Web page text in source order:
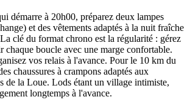
démarre à 20h00, préparez deux lampes
et des vêtements adaptés à la nuit fraîche
clé du format chrono est la régularité : gérez
boucle avec une marge confortable.
vos relais à l'avance. Pour le 10 km du
chaussures à crampons adaptés aux
de la Loue. Lods étant un village intimiste,
longtemps à l'avance.